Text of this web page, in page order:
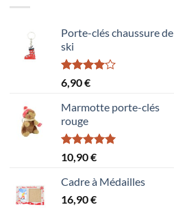
Porte-clés chaussure de
ski
Note
4.00
5
6,90€
Marmotte porte-clés
rouge
Note5.00
sur 5
10,90€
Cadre à Médailles
16,90€